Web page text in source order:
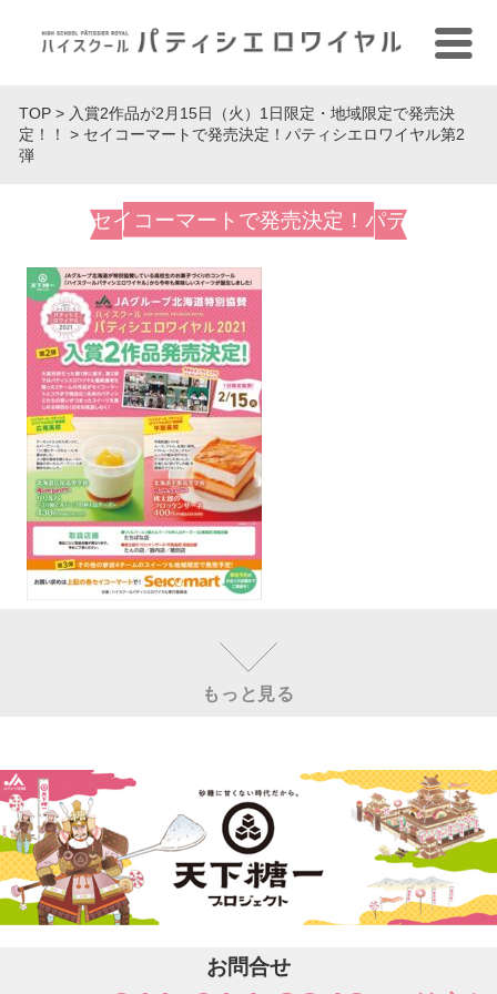
TOP> 入賞2作品が2月15日（火）1日限定・地域限定で発売決
定！！
> セイコーマートで発売決定！パティシエロワイヤル第2
弾
セイコーマートで発売決定！パテ
もっと見る
お問合せ